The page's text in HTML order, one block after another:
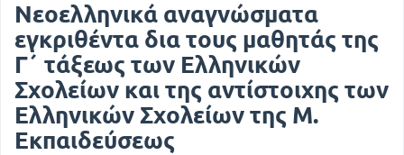
Νεοελληνικά αναγνώσματα
εγκριθέντα δια τους μαθητάς της
Γ΄ τάξεως των Ελληνικών
Σχολείων και της αντίστοιχης των
Ελληνικών Σχολείων της Μ.
Εκπαιδεύσεως